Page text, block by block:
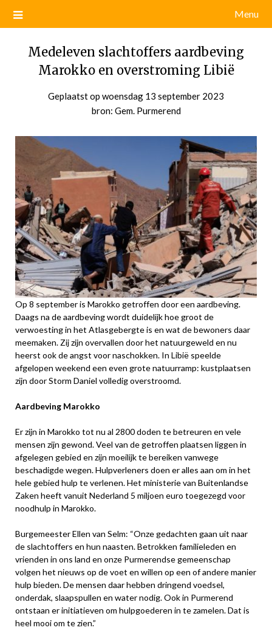
Menu
Medeleven slachtoffers aardbeving
Marokko en overstroming Libië
Geplaatst op woensdag 13 september 2023
bron: Gem. Purmerend
Op 8 september is Marokko getroffen door een aardbeving.
Daags na de aardbeving wordt duidelijk hoe groot de
verwoesting in het Atlasgebergte is en wat de bewoners daar
meemaken. Zij zijn overvallen door het natuurgeweld en nu
heerst ook de angst voor naschokken. In Libië speelde
afgelopen weekend een even grote natuurramp: kustplaatsen
zijn door Storm Daniel volledig overstroomd.
Aardbeving Marokko
Er zijn in Marokko tot nu al 2800 doden te betreuren en vele
mensen zijn gewond. Veel van de getroffen plaatsen liggen in
afgelegen gebied en zijn moeilijk te bereiken vanwege
beschadigde wegen. Hulpverleners doen er alles aan om in het
hele gebied hulp te verlenen. Het ministerie van Buitenlandse
Zaken heeft vanuit Nederland 5 miljoen euro toegezegd voor
noodhulp in Marokko.
Burgemeester Ellen van Selm: “Onze gedachten gaan uit naar
de slachtoffers en hun naasten. Betrokken familieleden en
vrienden in ons land en onze Purmerendse gemeenschap
volgen het nieuws op de voet en willen op een of andere manier
hulp bieden. De mensen daar hebben dringend voedsel,
onderdak, slaapspullen en water nodig. Ook in Purmerend
ontstaan er initiatieven om hulpgoederen in te zamelen. Dat is
heel mooi om te zien.”